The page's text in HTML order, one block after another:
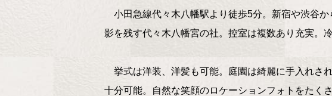
小田急線代々木八幡駅より徒歩5分。新宿や渋谷
影を残す代々木八幡宮の社。控室は複数あり充実。冷
挙式は洋装、洋髪も可能。庭園は綺麗に手入れさ
十分可能。自然な笑顔のロケーションフォトをたく